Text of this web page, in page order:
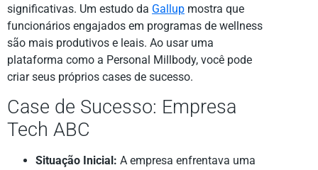
significativas. Um estudo da Gallup mostra que
funcionários engajados em programas de wellness
são mais produtivos e leais. Ao usar uma
plataforma como a Personal Millbody, você pode
criar seus próprios cases de sucesso.
Case de Sucesso: Empresa
Tech ABC
Situação Inicial: A empresa enfrentava uma